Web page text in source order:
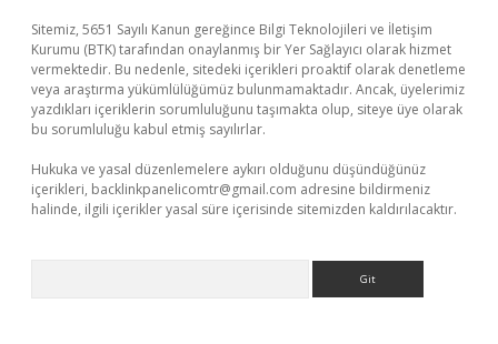
Sitemiz, 5651 Sayılı Kanun gereğince Bilgi Teknolojileri ve İletişim
Kurumu (BTK) tarafından onaylanmış bir Yer Sağlayıcı olarak hizmet
vermektedir. Bu nedenle, sitedeki içerikleri proaktif olarak denetleme
veya araştırma yükümlülüğümüz bulunmamaktadır. Ancak, üyelerimiz
yazdıkları içeriklerin sorumluluğunu taşımakta olup, siteye üye olarak
bu sorumluluğu kabul etmiş sayılırlar.
Hukuka ve yasal düzenlemelere aykırı olduğunu düşündüğünüz
içerikleri, backlinkpanelicomtr@gmail.com adresine bildirmeniz
halinde, ilgili içerikler yasal süre içerisinde sitemizden kaldırılacaktır.